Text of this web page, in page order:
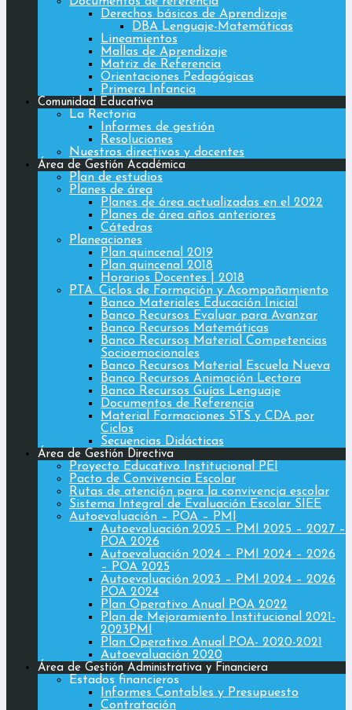
Derechos básicos de Aprendizaje
DBA Lenguaje-Matemáticas
Lineamientos
Mallas de Aprendizaje
Matriz de Referencia
Orientaciones Pedagógicas
Primera Infancia
Comunidad Educativa
La Rectoria
Informes de gestión
Resoluciones
Nuestros directivos y docentes
Área de Gestión Académica
Plan de estudios
Planes de área
Planes de área actualizadas en el 2022
Planes de área años anteriores
Cátedras
Planeaciones
Plan quincenal 2019
Plan quincenal 2018
Horarios Docentes | 2018
PTA. Ciclos de Formación y Acompañamiento
Banco Materiales Educación Inicial
Banco Recursos Evaluar para Avanzar
Banco Recursos Matemáticas
Banco Recursos Material Competencias
Socioemocionales
Banco Recursos Material Escuela Nueva
Banco Recursos Animación Lectora
Banco Recursos Guías Lenguaje
Documentos de Referencia
Material Formaciones STS y CDA por
Ciclos
Secuencias Didácticas
Área de Gestión Directiva
Proyecto Educativo Institucional PEI
Pacto de Convivencia Escolar
Rutas de atención para la convivencia escolar
Sistema Integral de Evaluación Escolar SIEE
Autoevaluación – POA – PMI
Autoevaluación 2025 – PMI 2025 – 2027 –
POA 2026
Autoevaluación 2024 – PMI 2024 – 2026
– POA 2025
Autoevaluación 2023 – PMI 2024 – 2026
POA 2024
Plan Operativo Anual POA 2022
Plan de Mejoramiento Institucional 2021-
2023PMI
Plan Operativo Anual POA- 2020-2021
Autoevaluación 2020
Área de Gestión Administrativa y Financiera
Estados financieros
Informes Contables y Presupuesto
Contratación